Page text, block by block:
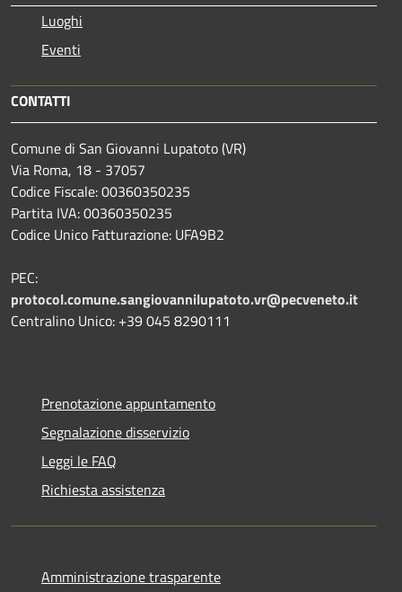
Luoghi
Eventi
CONTATTI
Comune di San Giovanni Lupatoto (VR)
Via Roma, 18 - 37057
Codice Fiscale: 00360350235
Partita IVA: 00360350235
Codice Unico Fatturazione: UFA9B2
PEC:
protocol.comune.sangiovannilupatoto.vr@pecveneto.it
Centralino Unico: +39 045 8290111
Prenotazione appuntamento
Segnalazione disservizio
Leggi le FAQ
Richiesta assistenza
Amministrazione trasparente